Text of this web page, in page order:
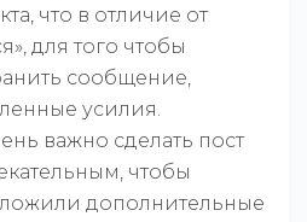
что в отличие от
для того чтобы
сообщение,
усилия.
важно сделать пост
чтобы
дополнительные